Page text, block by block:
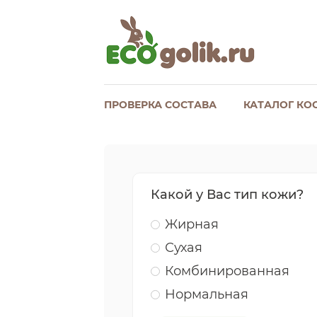
ПРОВЕРКА СОСТАВА КАТАЛОГ
Какой у Вас тип кожи?
Жирная
Сухая
Комбинированная
Нормальная